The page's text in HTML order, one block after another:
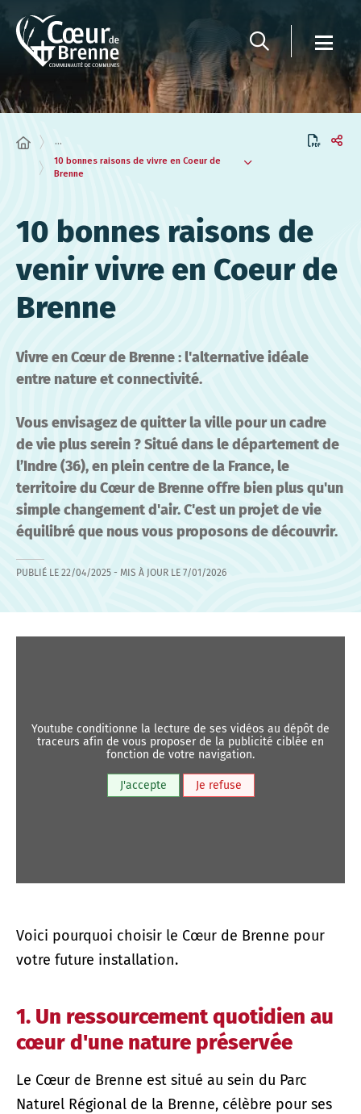
...
10 bonnes raisons de vivre en Coeur de
Brenne
10 bonnes raisons de
venir vivre en Coeur de
Brenne
Vivre en Cœur de Brenne : l'alternative idéale
entre nature et connectivité.
Vous envisagez de quitter la ville pour un cadre
de vie plus serein ? Situé dans le département de
l’Indre (36), en plein centre de la France, le
territoire du Cœur de Brenne offre bien plus qu'un
simple changement d'air. C'est un projet de vie
équilibré que nous vous proposons de découvrir.
PUBLIÉ LE 22/04/2025 - MIS À JOUR LE 7/01/2026
youtube conditionne la lecture de ses vidéos au dépôt de
traceurs afin de vous proposer de la publicité ciblée en
fonction de votre navigation.
J'accepte Je refuse
Voici pourquoi choisir le Cœur de Brenne pour
votre future installation.
1. Un ressourcement quotidien au
cœur d'une nature préservée
Le Cœur de Brenne est situé au sein du Parc
Naturel Régional de la Brenne, célèbre pour ses